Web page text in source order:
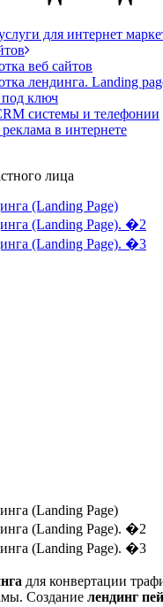
для интернет
веб сайтов
лендинга. Landing
ключ
системы и телефонии
в интернете
лица
для конвертации
Создание лендинг